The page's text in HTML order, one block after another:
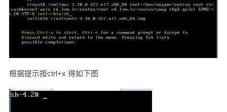
根据提示按ctrl+x 得如下图